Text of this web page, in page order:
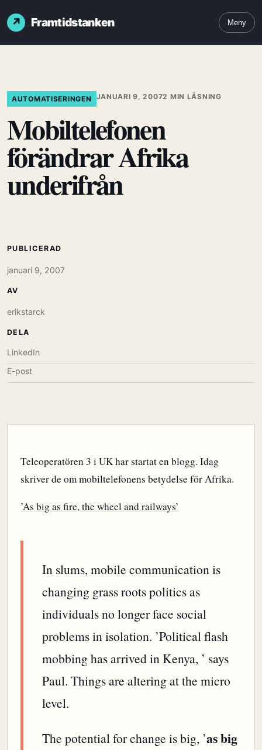
Framtidstanken Meny
AUTOMATISERINGEN JANUARI 9, 20072 MIN LÄSNING
Mobiltelefonen
förändrar Afrika
underifrån
Teleoperatören 3 i UK har startat en blogg. Idag
skriver de om mobiltelefonens betydelse för Afrika.
’As big as fire, the wheel and railways’
In slums, mobile communication is
changing grass roots politics as
individuals no longer face social
problems in isolation. ’Political flash
mobbing has arrived in Kenya, ’ says
Paul. Things are altering at the micro
level.
The potential for change is big, ’as big
PUBLICERAD
januari 9, 2007
AV
erikstarck
DELA
LinkedIn
E-post